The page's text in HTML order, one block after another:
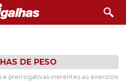
DE PESO
e prerrogativas inerentes ao exercício